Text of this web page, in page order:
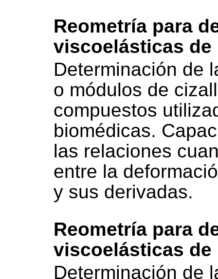
Reometría para
viscoelásticas
Determinación de
o módulos de
compuestos
biomédicas.
las relaciones
entre la
y sus derivadas.
Reometría para
viscoelásticas
Determinación de